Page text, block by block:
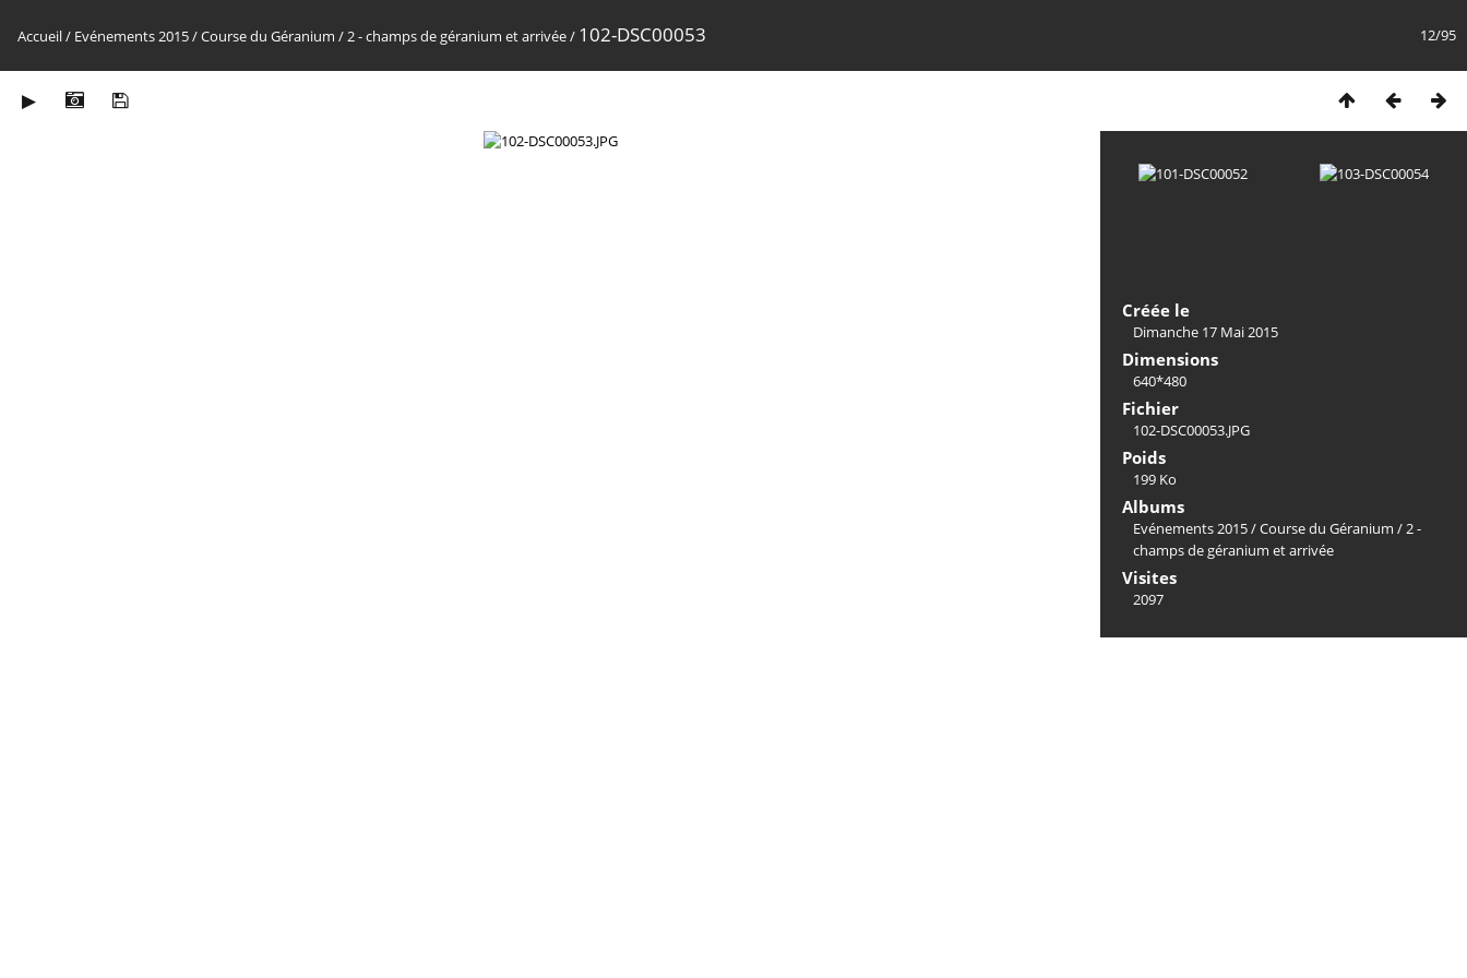
12/95
Accueil/ Evénements 2015/Course du Géranium /2 - champs de géranium et arrivée/ 102-DSC00053
Créée le
Dimanche 17 Mai 2015
Dimensions
640*480
Fichier
102-DSC00053.JPG
Poids
199 Ko
Albums
Evénements 2015/Course du Géranium /2 -
champs de géranium et arrivée
Visites
2097